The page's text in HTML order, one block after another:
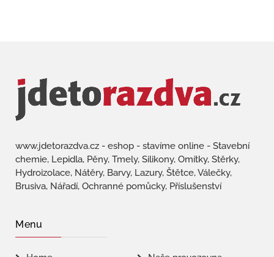
www.jdetorazdva.cz - eshop - stavíme online - Stavební
chemie, Lepidla, Pěny, Tmely, Silikony, Omítky, Stěrky,
Hydroizolace, Nátěry, Barvy, Lazury, Štětce, Válečky,
Brusiva, Nářadí, Ochranné pomůcky, Příslušenství
Menu